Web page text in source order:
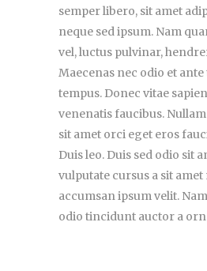
semper libero, sit amet
neque sed ipsum. Nam
vel, luctus pulvinar,
Maecenas nec odio et
tempus. Donec vitae
venenatis faucibus.
sit amet orci eget eros
Duis leo. Duis sed odio sit
vulputate cursus a sit
accumsan ipsum velit.
odio tincidunt auctor a